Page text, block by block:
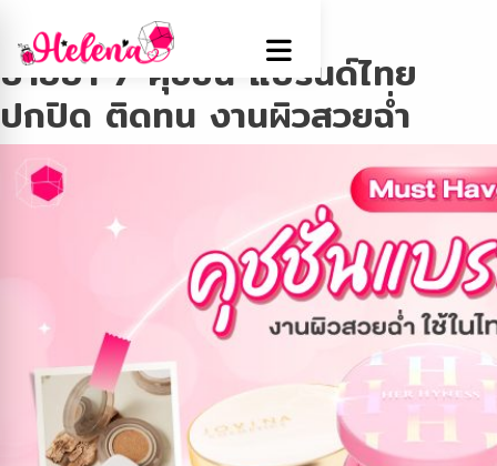
Tag:Beautyitems
ป้ายยา 7 คุชชั่น แบรนด์ไทย
ปกปิด ติดทน งานผิวสวยฉ่ำ